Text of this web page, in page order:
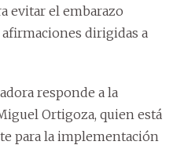
evitar el embarazo
dirigidas a
responde a la
Ortigoza, quien está
para la implementación